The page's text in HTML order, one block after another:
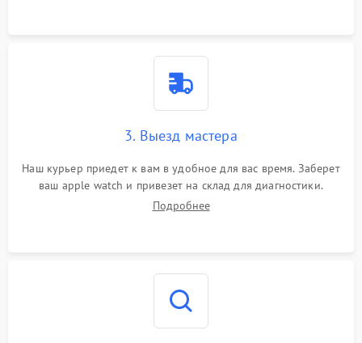
3. Выезд мастера
Наш курьер приедет к вам в удобное для вас время. Заберет
ваш apple watch и привезет на склад для диагностики.
Подробнее